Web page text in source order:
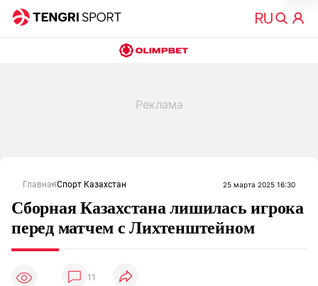
ГлавнаяСпорт Казахстан 25 марта 2025 16:30
Сборная Казахстана лишилась игрока
перед матчем с Лихтенштейном
11